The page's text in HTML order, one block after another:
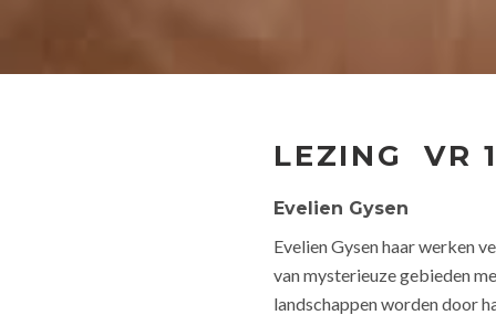
LEZINGVR
Evelien Gysen
Evelien Gysen haar werken
van mysterieuze gebieden
landschappen worden door